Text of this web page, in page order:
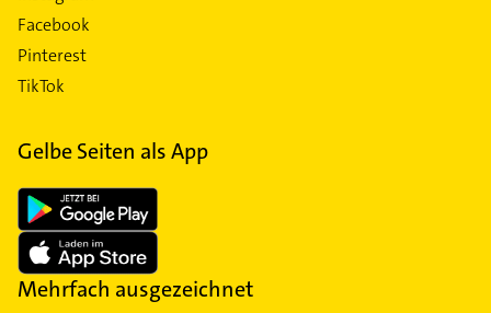
Facebook
Pinterest
TikTok
Gelbe Seiten als App
Mehrfach ausgezeichnet